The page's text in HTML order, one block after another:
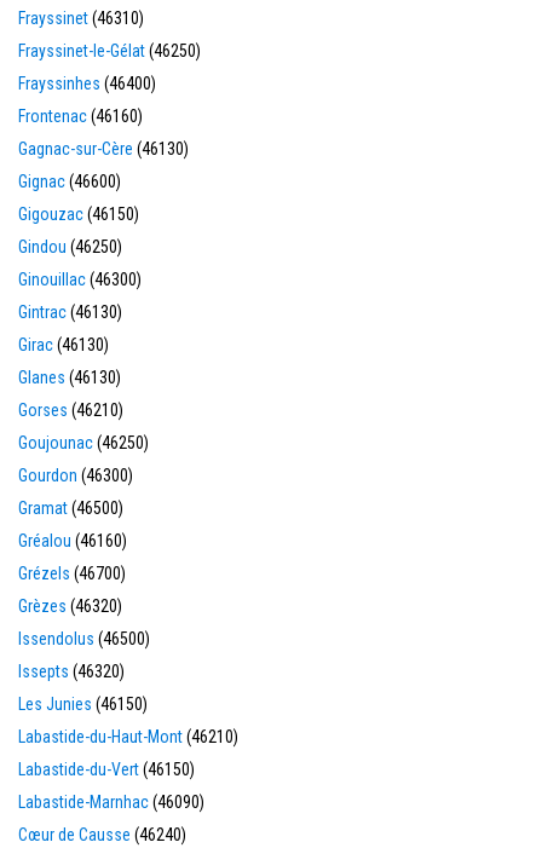
Frayssinet(46310)
Frayssinet-le-Gélat(46250)
Frayssinhes (46400)
Frontenac(46160)
Gagnac-sur-Cère (46130)
Gignac(46600)
Gigouzac(46150)
Gindou (46250)
Ginouillac(46300)
Gintrac(46130)
Girac(46130)
Glanes (46130)
Gorses (46210)
Goujounac(46250)
Gourdon (46300)
Gramat(46500)
Gréalou (46160)
Grézels (46700)
Grèzes (46320)
Issendolus (46500)
Issepts (46320)
Les Junies (46150)
Labastide-du-Haut-Mont(46210)
Labastide-du-Vert(46150)
Labastide-Marnhac(46090)
Cœur de Causse (46240)